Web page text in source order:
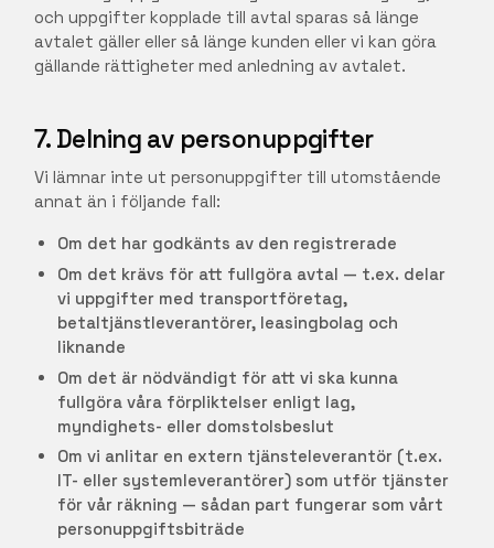
och uppgifter kopplade till avtal sparas så länge
avtalet gäller eller så länge kunden eller vi kan göra
gällande rättigheter med anledning av avtalet.
7. Delning av personuppgifter
Vi lämnar inte ut personuppgifter till utomstående
annat än i följande fall:
Om det har godkänts av den registrerade
Om det krävs för att fullgöra avtal — t.ex. delar
vi uppgifter med transportföretag,
betaltjänstleverantörer, leasingbolag och
liknande
Om det är nödvändigt för att vi ska kunna
fullgöra våra förpliktelser enligt lag,
myndighets- eller domstolsbeslut
Om vi anlitar en extern tjänsteleverantör (t.ex.
IT- eller systemleverantörer) som utför tjänster
för vår räkning — sådan part fungerar som vårt
personuppgiftsbiträde